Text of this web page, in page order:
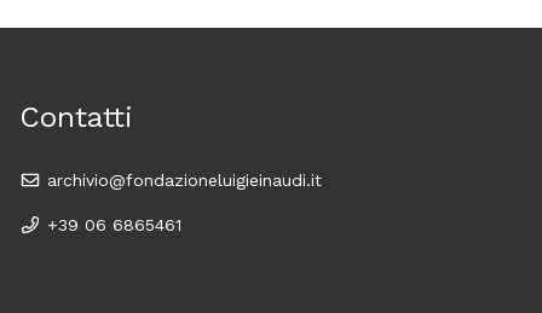
Contatti
archivio@fondazioneluigieinaudi.it
+39 06 6865461